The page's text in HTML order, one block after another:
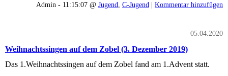
Admin - 11:15:07 @ Jugend, C-Jugend | Kommentar hinzufügen
05.04.2020
Weihnachtssingen auf dem Zobel (3. Dezember 2019)
Das 1.Weihnachtssingen auf dem Zobel fand am 1.Advent statt.